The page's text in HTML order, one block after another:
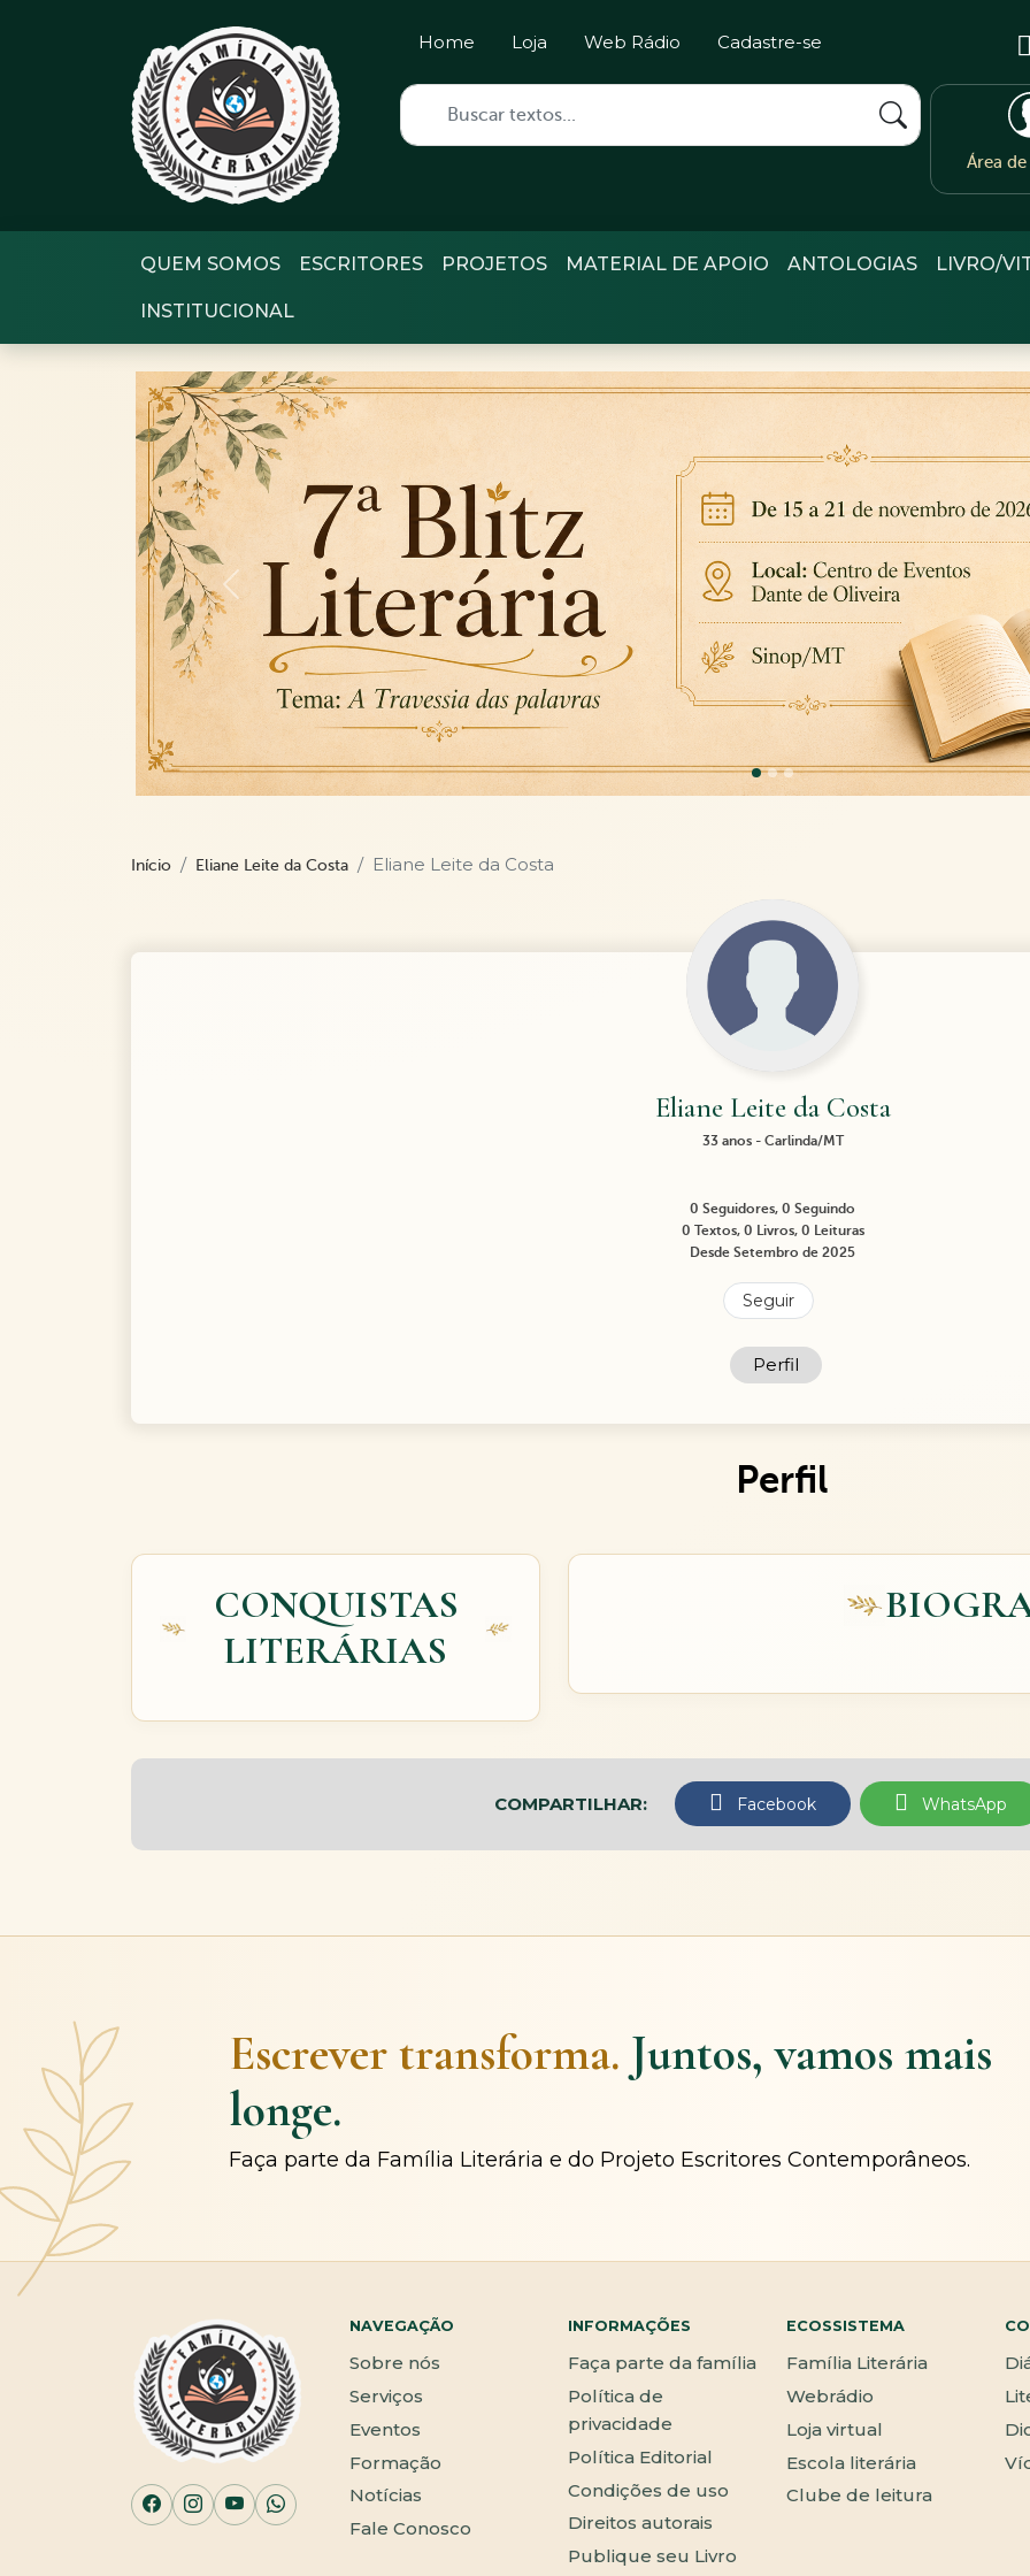
Home Loja Web Rádio Cadastre-se
Área
QUEM SOMOS ESCRITORES PROJETOS MATERIAL DE APOIO ANTOLOGIAS LIVRO/
INSTITUCIONAL
Previous
Início Eliane Leite da Costa Eliane Leite da Costa
Eliane Leite da Costa
33 anos - Carlinda/MT
0 Seguidores, 0 Seguindo
0 Textos, 0 Livros, 0 Leituras
Desde Setembro de 2025
Seguir
Perfil
Perfil
CONQUISTAS
LITERÁRIAS
COMPARTILHAR: Facebook WhatsApp
Escrever transforma. Juntos, vamos mais
longe.
Faça parte da Família Literária e do Projeto Escritores Contemporâneos.
NAVEGAÇÃO
Sobre nós
Serviços
Eventos
Formação
Notícias
Fale Conosco
INFORMAÇÕES
Faça parte da família
Política de
privacidade
Política Editorial
Condições de uso
Direitos autorais
Publique seu Livro
ECOSSISTEMA
Família Literária
Webrádio
Loja virtual
Escola literária
Clube de leitura